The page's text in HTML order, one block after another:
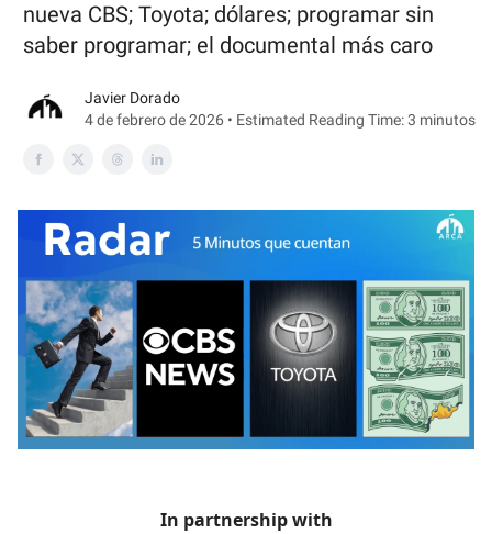
nueva CBS; Toyota; dólares; programar sin
saber programar; el documental más caro
Javier Dorado
4 de febrero de 2026 • Estimated Reading Time: 3 minutos
In partnership with